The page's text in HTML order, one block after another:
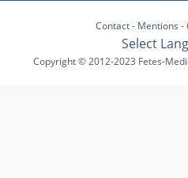
Contact- Mentions -
Select
Copyright © 2012-2023 Fetes-